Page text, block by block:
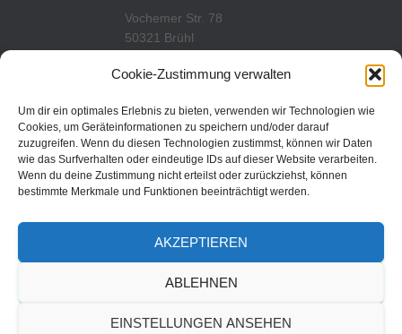
Cookie-Zustimmung verwalten
Um dir ein optimales Erlebnis zu bieten, verwenden wir Technologien wie
Cookies, um Geräteinformationen zu speichern und/oder darauf
zuzugreifen. Wenn du diesen Technologien zustimmst, können wir Daten
wie das Surfverhalten oder eindeutige IDs auf dieser Website verarbeiten.
Wenn du deine Zustimmung nicht erteilst oder zurückziehst, können
bestimmte Merkmale und Funktionen beeinträchtigt werden.
AKZEPTIEREN
ABLEHNEN
EINSTELLUNGEN ANSEHEN
Vochemer Str. 78
50321 Brühl
www.tcfredenbruch.de
DATENSCHUTZORDUNG